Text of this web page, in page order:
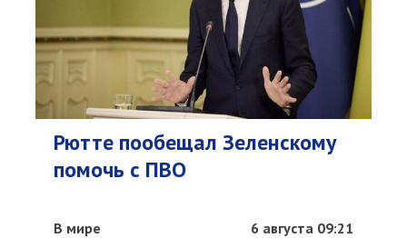
Рютте пообещал Зеленскому
помочь с ПВО
В мире 6 августа 09:21